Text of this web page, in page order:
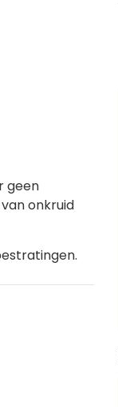
geen
onkruid